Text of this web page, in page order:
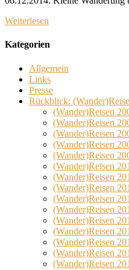
Weiterlesen
Kategorien
Allgemein
Links
Presse
Rückblick:
(Wander)Reisen
(Wander)Reisen
(Wander)Reisen
(Wander)Reisen
(Wander)Reisen
(Wander)Reisen
(Wander)Reisen
(Wander)Reisen
(Wander)Reisen
(Wander)Reisen
(Wander)Reisen
(Wander)Reisen
(Wander)Reisen
(Wander)Reisen
(Wander)Reisen